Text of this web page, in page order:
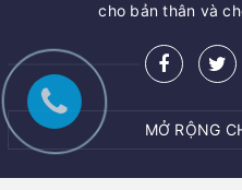
cho bản thân và
MỞ RỘNG